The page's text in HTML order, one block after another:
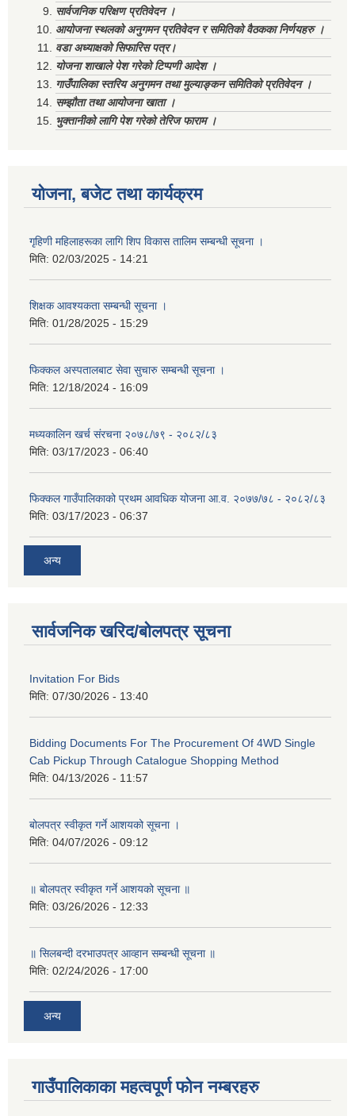
सार्वजनिक परिक्षण प्रतिवेदन ।
आयोजना स्थलको अनुगमन प्रतिवेदन र समितिको वैठकका निर्णयहरु ।
वडा अध्याक्षको सिफारिस पत्र।
योजना शाखाले पेश गरेको टिप्पणी आदेश ।
गाउँपालिका स्तरिय अनुगमन तथा मुल्याङ्कन समितिको प्रतिवेदन ।
सम्झौता तथा आयोजना खाता ।
भुक्तानीको लागि पेश गरेको तेरिज फाराम ।
योजना, बजेट तथा कार्यक्रम
गृहिणी महिलाहरूका लागि शिप विकास तालिम सम्बन्धी सूचना ‌।
मिति: 02/03/2025 - 14:21
शिक्षक आवश्यकता सम्बन्धी सूचना ।
मिति: 01/28/2025 - 15:29
फिक्कल अस्पतालबाट सेवा सुचारु सम्बन्धी सूचना ।
मिति: 12/18/2024 - 16:09
मध्यकालिन खर्च संरचना २०७८/७९ - २०८२/८३
मिति: 03/17/2023 - 06:40
फिक्कल गाउँपालिकाको प्रथम आवधिक योजना आ.व. २०७७/७८ - २०८२/८३
मिति: 03/17/2023 - 06:37
अन्य
सार्वजनिक खरिद/बोलपत्र सूचना
Invitation For Bids
मिति: 07/30/2026 - 13:40
Bidding Documents For The Procurement Of 4WD Single
Cab Pickup Through Catalogue Shopping Method
मिति: 04/13/2026 - 11:57
बोलपत्र स्वीकृत गर्ने आशयको सूचना ।
मिति: 04/07/2026 - 09:12
॥ बोलपत्र स्वीकृत गर्ने आशयको सूचना ॥
मिति: 03/26/2026 - 12:33
॥ सिलबन्दी दरभाउपत्र आव्हान सम्बन्धी सूचना ॥
मिति: 02/24/2026 - 17:00
अन्य
गाउँपालिकाका महत्वपूर्ण फोन नम्बरहरु